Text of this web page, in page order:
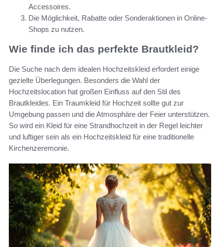
Accessoires.
Die Möglichkeit, Rabatte oder Sonderaktionen in Online-
Shops zu nutzen.
Wie finde ich das perfekte Brautkleid?
Die Suche nach dem idealen Hochzeitskleid erfordert einige
gezielte Überlegungen. Besonders die Wahl der
Hochzeitslocation hat großen Einfluss auf den Stil des
Brautkleides. Ein Traumkleid für Hochzeit sollte gut zur
Umgebung passen und die Atmosphäre der Feier unterstützen.
So wird ein Kleid für eine Strandhochzeit in der Regel leichter
und luftiger sein als ein Hochzeitskleid für eine traditionelle
Kirchenzeremonie.